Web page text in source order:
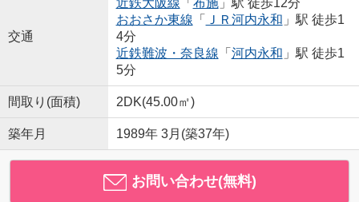
交通
近鉄大阪線 「 布施」駅 徒歩12分
おおさか東線 「 ＪＲ河内永和 」駅 徒歩1
4分
近鉄難波・奈良線 「 河内永和 」駅 徒歩1
5分
間取り(面積) 2DK(45.00㎡)
築年月 1989年 3月(築37年)
お問い合わせ(無料)